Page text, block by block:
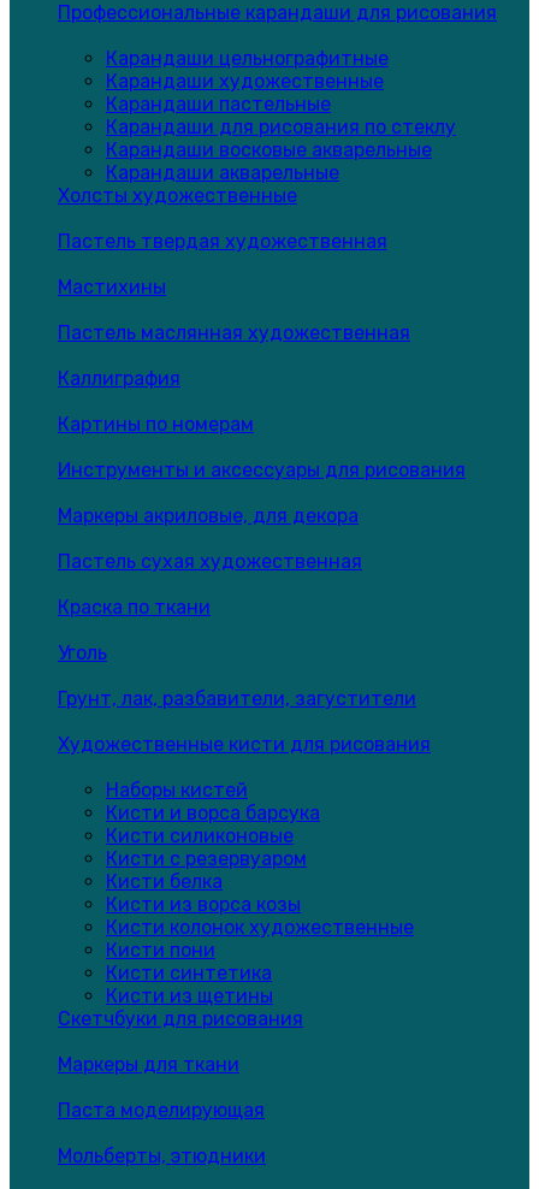
Профессиональные карандаши для рисования
Карандаши цельнографитные
Карандаши художественные
Карандаши пастельные
Карандаши для рисования по стеклу
Карандаши восковые акварельные
Карандаши акварельные
Холсты художественные
Пастель твердая художественная
Мастихины
Пастель маслянная художественная
Каллиграфия
Картины по номерам
Инструменты и аксессуары для рисования
Маркеры акриловые, для декора
Пастель сухая художественная
Краска по ткани
Уголь
Грунт, лак, разбавители, загустители
Художественные кисти для рисования
Наборы кистей
Кисти и ворса барсука
Кисти силиконовые
Кисти с резервуаром
Кисти белка
Кисти из ворса козы
Кисти колонок художественные
Кисти пони
Кисти синтетика
Кисти из щетины
Скетчбуки для рисования
Маркеры для ткани
Паста моделирующая
Мольберты, этюдники